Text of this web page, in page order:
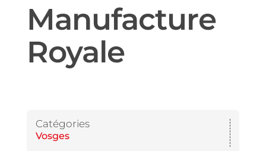
Manufacture
Royale
Catégories
Vosges